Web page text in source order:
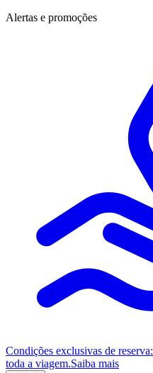
Alertas e promoções
Condições exclusivas de reserva:
toda a viagem.Saiba mais